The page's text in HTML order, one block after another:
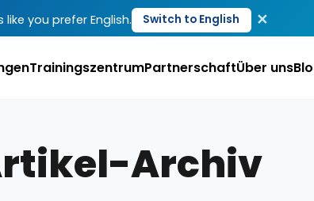
like you prefer English. Switch to English ✕
TrainingszentrumPartnerschaftÜber uns
Archiv